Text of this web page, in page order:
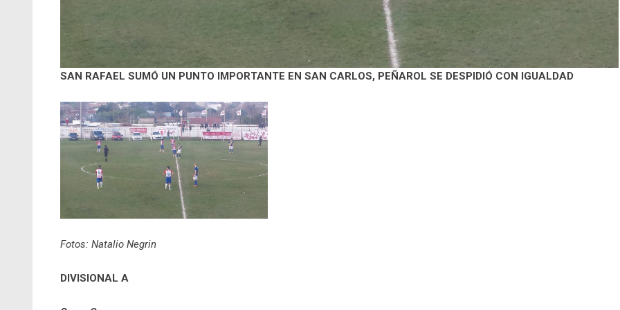
SAN RAFAEL SUMÓ UN PUNTO IMPORTANTE EN SAN CARLOS, PEÑAROL SE DESPIDIÓ CON IGUALDAD
Fotos: Natalio Negrin
DIVISIONAL A